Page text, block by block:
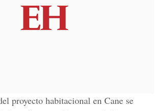
proyecto habitacional en Cane se